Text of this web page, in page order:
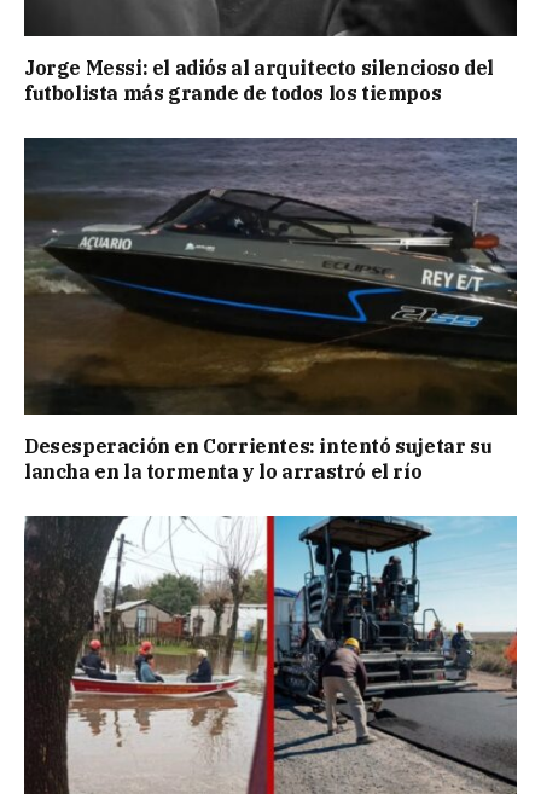
Jorge Messi: el adiós al arquitecto silencioso del
futbolista más grande de todos los tiempos
Desesperación en Corrientes: intentó sujetar su
lancha en la tormenta y lo arrastró el río